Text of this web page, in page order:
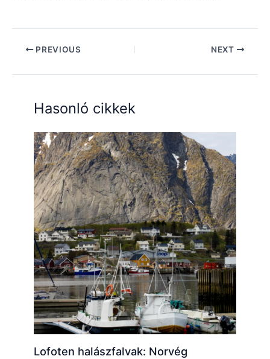
PREVIOUS NEXT
Hasonló cikkek
Lofoten halászfalvak: Norvég